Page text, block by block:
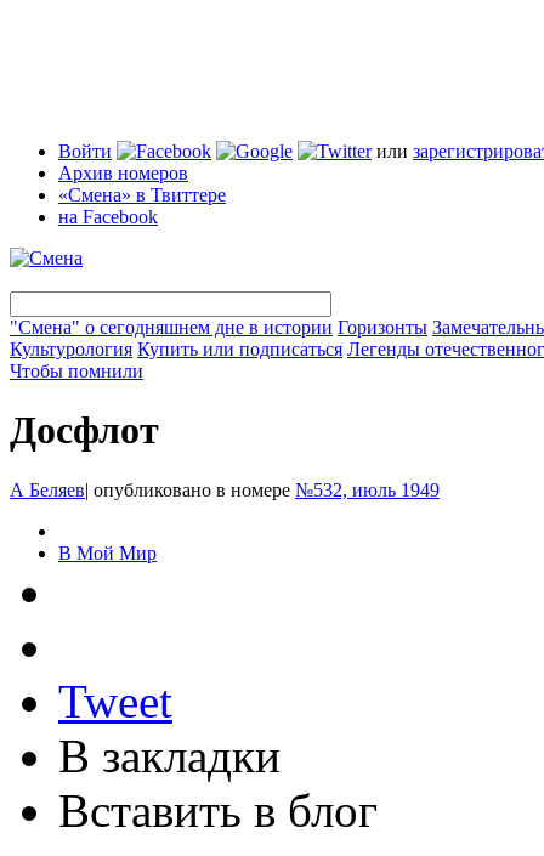
Войти или
Архив номеров
«Смена» в Твиттере
на Facebook
"Смена" о сегодняшнем дне в истории Горизонты
Культурология Купить или подписаться Легенды
Чтобы помнили
Досфлот
А Беляев| опубликовано в номере №532, июль 1949
В Мой Мир
Tweet
В закладки
Вставить в блог